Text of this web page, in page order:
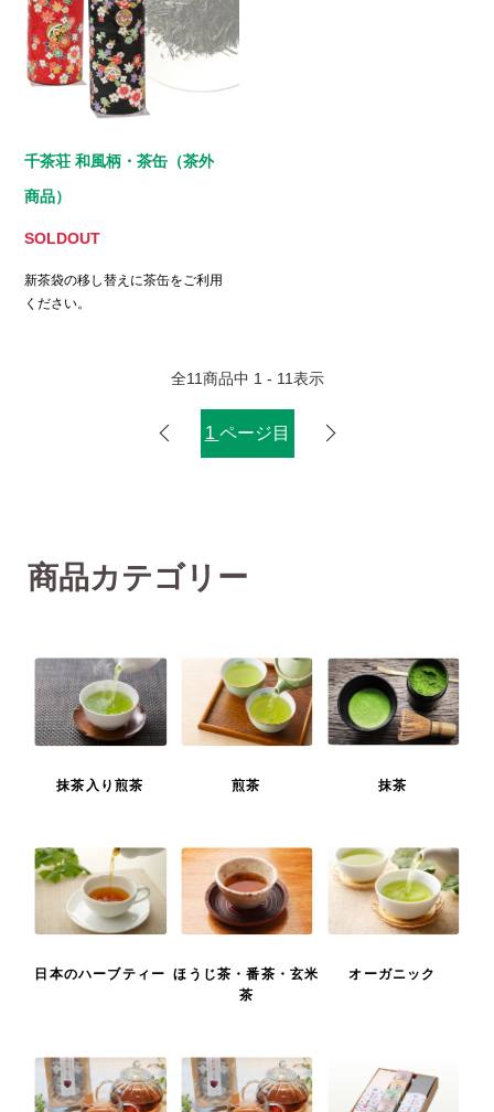
千茶荘 和風柄・茶缶（茶外
商品）
SOLDOUT
新茶袋の移し替えに茶缶をご利用
ください。
全11商品中 1 - 11表示
1 ページ目
商品カテゴリー
抹茶入り煎茶 煎茶 抹茶
日本のハーブティー
ほうじ茶・番茶・玄米
茶
オーガニック